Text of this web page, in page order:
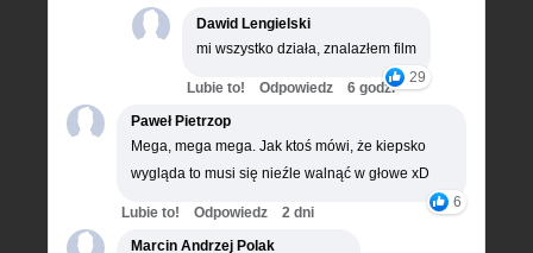
Dawid Lengielski
mi wszystko działa, znalazłem film
29
Lubie to! Odpowiedz
6 godz.
Paweł Pietrzop
Mega, mega mega. Jak ktoś mówi, że kiepsko
wygląda to musi się nieźle walnąć w głowe xD
6
Lubie to! Odpowiedz
2 dni
Marcin Andrzej Polak